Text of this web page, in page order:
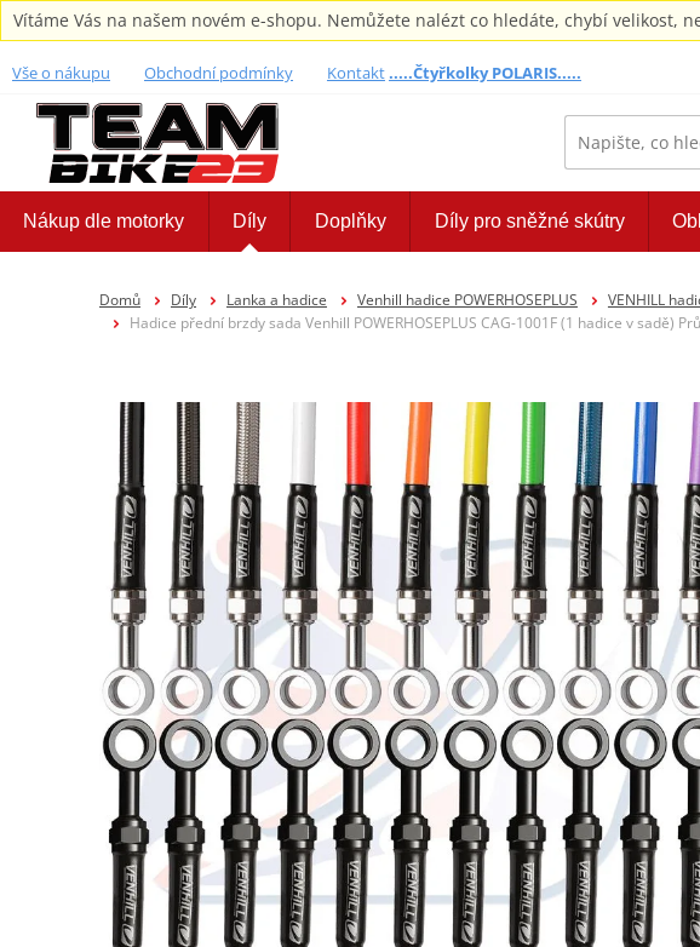
Vítáme Vás na našem novém e-shopu. Nemůžete nalézt co hledáte, chybí velikost,
Vše o nákupu Obchodní podmínky Kontakt.....Čtyřkolky POLARIS.....
Nákup dle motorky Díly Doplňky Díly pro sněžné skútry
Domů Díly Lanka a hadice Venhill hadice POWERHOSEPLUS
VENHILL
Hadice přední brzdy sada Venhill POWERHOSEPLUS CAG-1001F (1 hadice v sadě)